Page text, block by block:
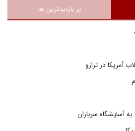
پر بازدیدترین ها
آمریکا در ترازو
آسایشگاه سربازان